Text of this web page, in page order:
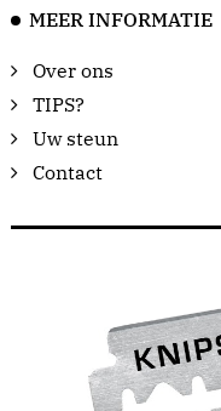
MEER INFORMATIE
Over ons
TIPS?
Uw steun
Contact